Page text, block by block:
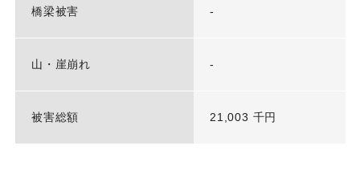
橋梁被害 -
山・崖崩れ -
被害総額 21,003 千円